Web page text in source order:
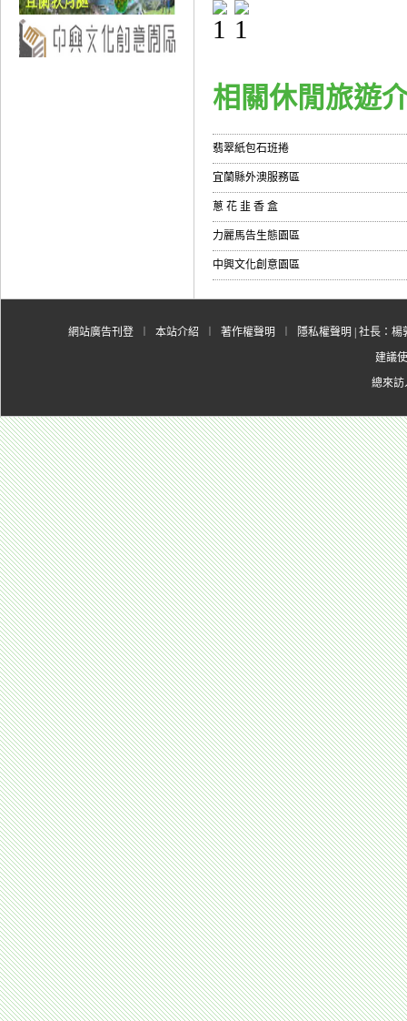
相關休閒旅遊
翡翠紙包石班捲
宜蘭縣外澳服務區
蔥 花 韭 香 盒
力麗馬告生態園區
中興文化創意園區
網站廣告刊登 本站介紹 著作權聲明 隱私權聲明 | 社長：
建議
總來訪